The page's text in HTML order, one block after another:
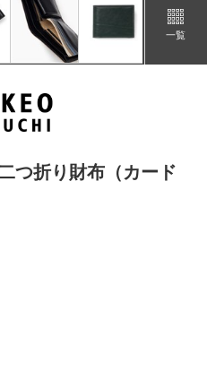
一覧
つ折り財布（カード